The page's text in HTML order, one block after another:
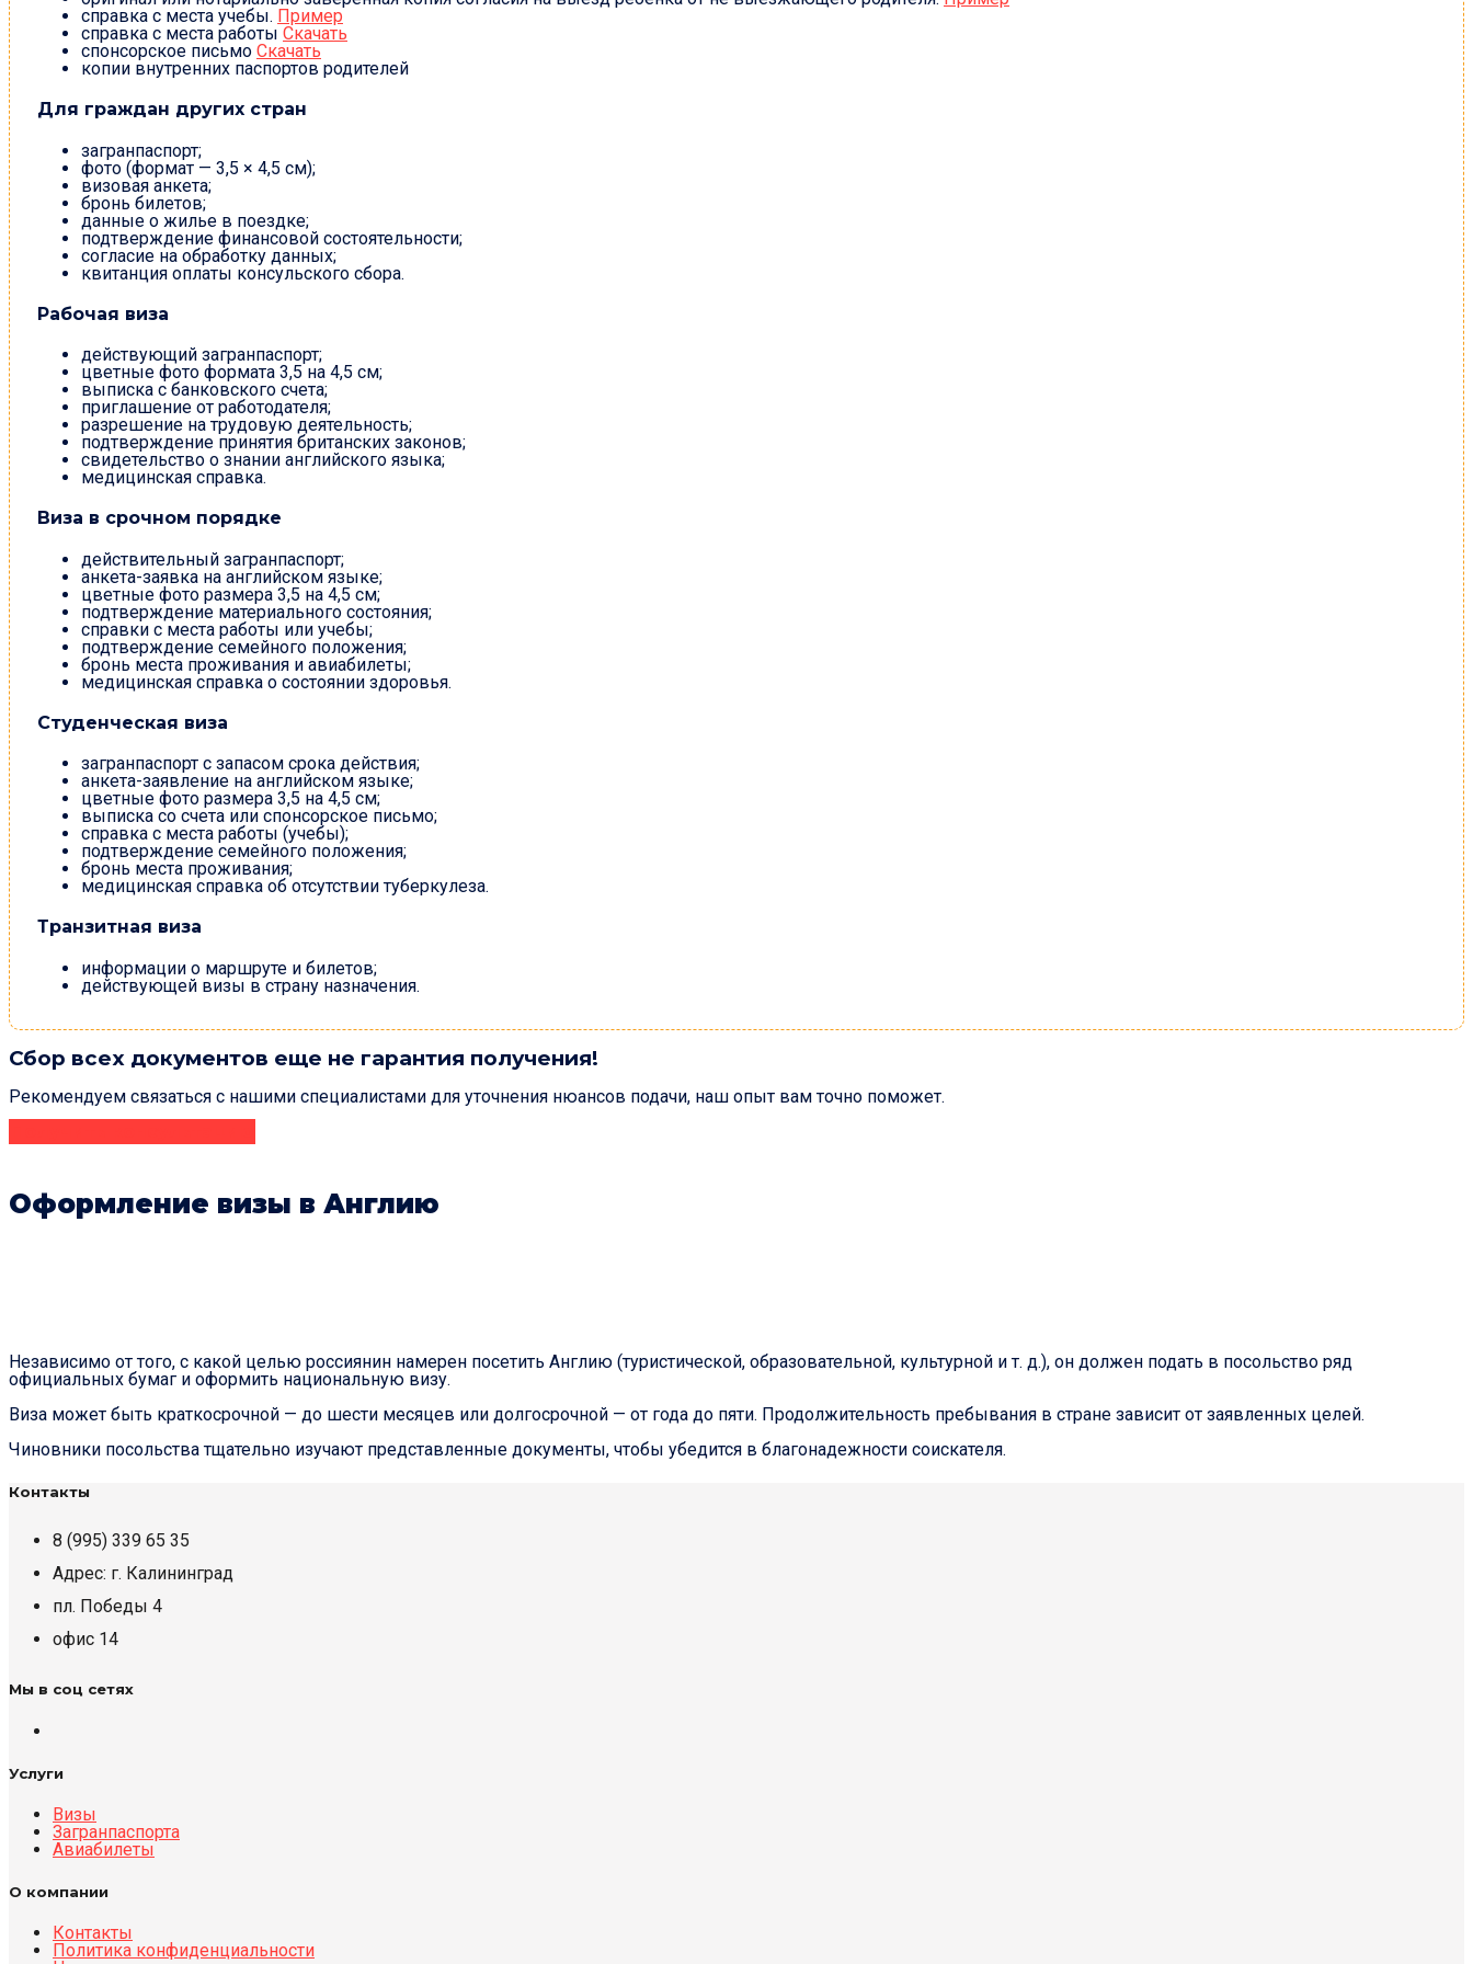
справка с места учебы. Пример
справка с места работы Скачать
спонсорское письмо Скачать
копии внутренних паспортов родителей
Для граждан других стран
загранпаспорт;
фото (формат — 3,5 × 4,5 см);
визовая анкета;
бронь билетов;
данные о жилье в поездке;
подтверждение финансовой состоятельности;
согласие на обработку данных;
квитанция оплаты консульского сбора.
Рабочая виза
действующий загранпаспорт;
цветные фото формата 3,5 на 4,5 см;
выписка с банковского счета;
приглашение от работодателя;
разрешение на трудовую деятельность;
подтверждение принятия британских законов;
свидетельство о знании английского языка;
медицинская справка.
Виза в срочном порядке
действительный загранпаспорт;
анкета-заявка на английском языке;
цветные фото размера 3,5 на 4,5 см;
подтверждение материального состояния;
справки с места работы или учебы;
подтверждение семейного положения;
бронь места проживания и авиабилеты;
медицинская справка о состоянии здоровья.
Студенческая виза
загранпаспорт с запасом срока действия;
анкета-заявление на английском языке;
цветные фото размера 3,5 на 4,5 см;
выписка со счета или спонсорское письмо;
справка с места работы (учебы);
подтверждение семейного положения;
бронь места проживания;
медицинская справка об отсутствии туберкулеза.
Транзитная виза
информации о маршруте и билетов;
действующей визы в страну назначения.
Сбор всех документов еще не гарантия получения!
Рекомендуем связаться с нашими специалистами для уточнения нюансов подачи, наш опыт вам точно поможет.
Оформление визы в Англию
Независимо от того, с какой целью россиянин намерен посетить Англию (туристической, образовательной, культурной и т. д.), он должен подать в посольство ряд
официальных бумаг и оформить национальную визу.
Виза может быть краткосрочной — до шести месяцев или долгосрочной — от года до пяти. Продолжительность пребывания в стране зависит от заявленных целей.
Чиновники посольства тщательно изучают представленные документы, чтобы убедится в благонадежности соискателя.
Контакты
8 (995) 339 65 35
Адрес: г. Калининград
пл. Победы 4
офис 14
Мы в соц сетях
Услуги
Визы
Загранпаспорта
Авиабилеты
О компании
Контакты
Политика конфиденциальности